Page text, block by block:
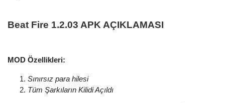
Beat Fire 1.2.03 APK AÇIKLAMASI
MOD Özellikleri:
Sınırsız para hilesi
Tüm Şarkıların Kilidi Açıldı